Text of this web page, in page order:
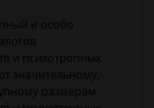
и особо
и психотропных
значительному,
размерам